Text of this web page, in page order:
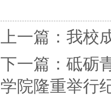
上一篇：我校
下一篇：砥砺
学院隆重举行